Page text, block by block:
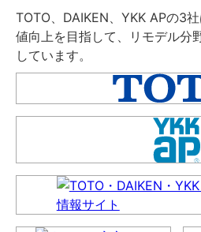
TOTO、DAIKEN、YKK APの3
値向上を目指して、リモデル分
しています。